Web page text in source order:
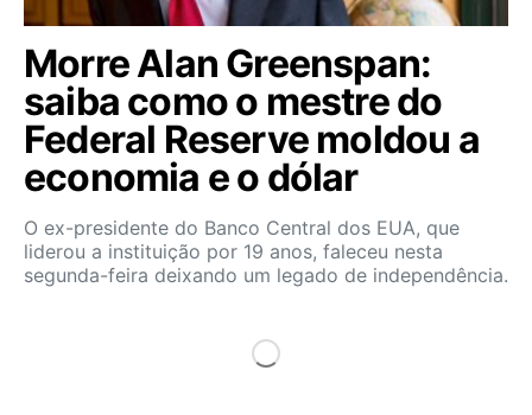
Morre Alan Greenspan:
saiba como o mestre do
Federal Reserve moldou a
economia e o dólar
O ex-presidente do Banco Central dos EUA, que
liderou a instituição por 19 anos, faleceu nesta
segunda-feira deixando um legado de independência.